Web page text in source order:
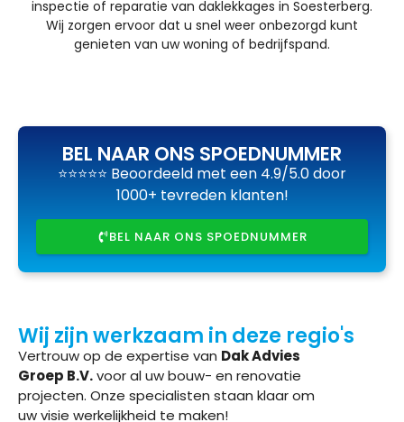
inspectie of reparatie van daklekkages in Soesterberg.
Wij zorgen ervoor dat u snel weer onbezorgd kunt
genieten van uw woning of bedrijfspand.
BEL NAAR ONS SPOEDNUMMER
⭐⭐⭐⭐⭐ Beoordeeld met een 4.9/5.0 door
1000+ tevreden klanten!
BEL NAAR ONS SPOEDNUMMER
Wij zijn werkzaam in deze regio's
Vertrouw op de expertise van Dak Advies
Groep B.V.voor al uw bouw- en renovatie
projecten. Onze specialisten staan klaar om
uw visie werkelijkheid te maken!